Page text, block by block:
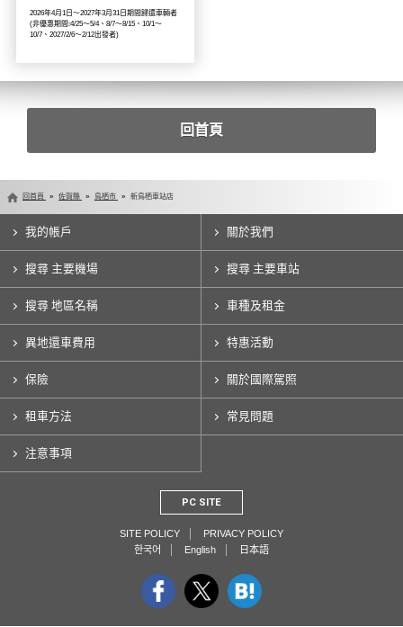
2026年4月1日～2027年3月31日期間歸還車輛者
(非優惠期間:4/25～5/4、8/7～8/15、10/1～
10/7、2027/2/6～2/12出發者)
回首頁
回首頁 佐賀縣 鳥栖市 新鳥栖車站店
我的帳戶 關於我們
搜尋 主要機場 搜尋 主要車站
搜尋 地區名稱 車種及租金
異地還車費用 特惠活動
保險 關於國際駕照
租車方法 常見問題
注意事項
PC SITE
SITE POLICY
PRIVACY POLICY
한국어
English 日本語